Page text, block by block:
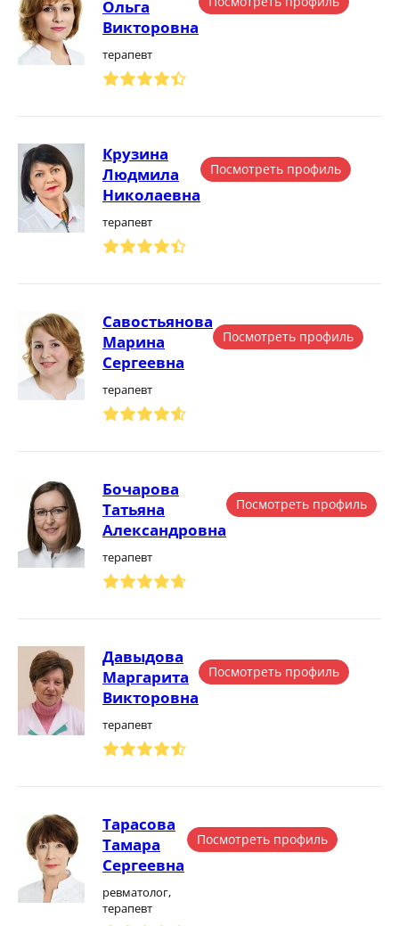
Ольга
Викторовна
терапевт
Крузина
Людмила
Николаевна
терапевт
Посмотреть профиль
Савостьянова
Марина
Сергеевна
терапевт
Посмотреть профиль
Бочарова
Татьяна
Александровна
терапевт
Посмотреть профиль
Давыдова
Маргарита
Викторовна
терапевт
Посмотреть профиль
Тарасова
Тамара
Сергеевна
ревматолог,
терапевт
Посмотреть профиль